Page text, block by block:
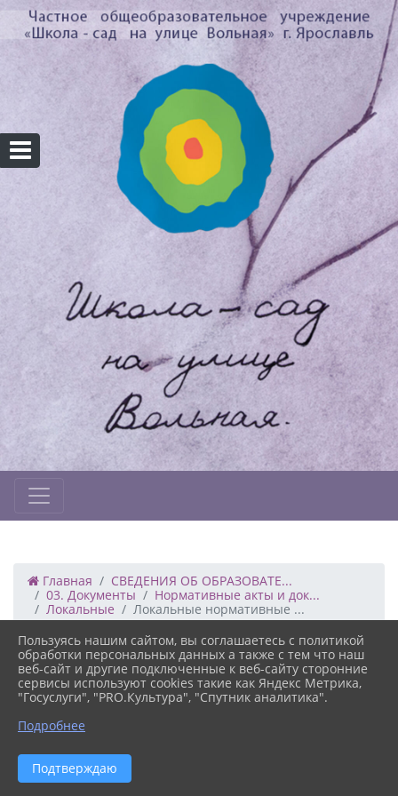
Главная
СВЕДЕНИЯ ОБ ОБРАЗОВАТЕ...
03. Документы
Нормативные акты и док...
Локальные
Локальные нормативные ...
26.10.2022 08:35
ЛОКАЛЬНЫЕ НОРМАТИВНЫЕ АКТЫ,
РЕГЛАМЕНТИРУЮЩИЕ ПРАВА,
ОБЯЗАННОСТИ, МЕРЫ СОЦИАЛЬНОЙ
СООБЩИТЬ О ПРОТИВОПРАВНОМ КОНТЕНТЕ
Пользуясь нашим сайтом, вы соглашаетесь с политикой
обработки персональных данных а также с тем что наш
веб-сайт и другие подключенные к веб-сайту сторонние
сервисы используют cookies такие как Яндекс Метрика,
"Госуслуги", "PRO.Культура", "Спутник аналитика".
Подробнее
Подтверждаю